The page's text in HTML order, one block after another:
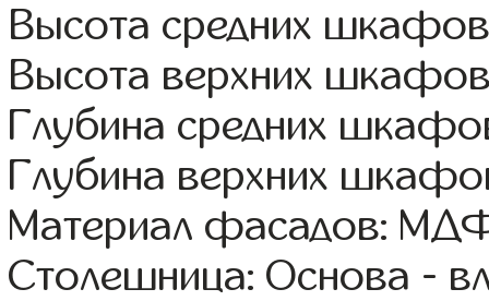
Высота средних
Высота верхних
Глубина средних
Глубина верхних
Материал фасадов:
Столешница: Основа -